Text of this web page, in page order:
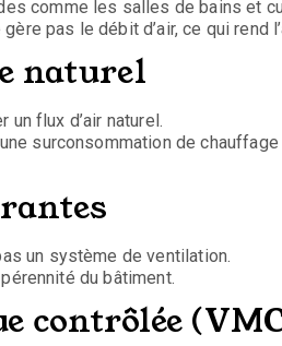
comme les salles de bains et
pas le débit d’air, ce qui rend
naturel
flux d’air naturel.
surconsommation de
un système de ventilation.
du bâtiment.
contrôlée